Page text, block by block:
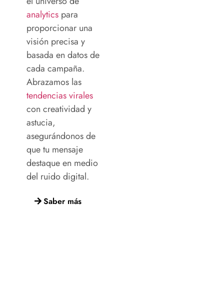
analyticspara
proporcionar una
visión precisa y
basada en datos de
cada campaña.
Abrazamos las
tendencias virales
con creatividad y
astucia,
asegurándonos de
que tu mensaje
destaque en medio
del ruido digital.
Saber más